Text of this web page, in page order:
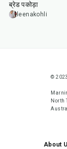
ब्रेड पकोड़ा
leenakohli
©
North
About